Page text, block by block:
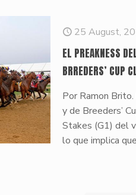
25 August,
EL PREAKNESS
BRREDERS’ CUP
Por Ramon
y de Breeders’
Stakes (G1) del
lo que implica